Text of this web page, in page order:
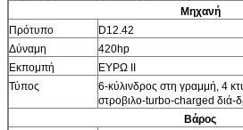
Μηχανή
Πρότυπο
D12.42
Δύναμη
420hp
Εκπομπή
ΕΥΡΩ ΙΙ
Τύπος
6-κύλινδρος στη γραμμή, 4
στροβιλο-turbo-charged διά-
Βάρος